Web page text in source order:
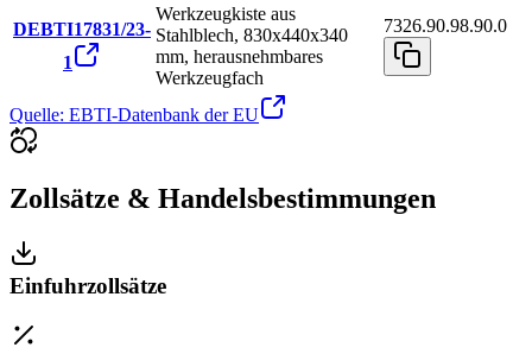
DEBTI17831/23-
1
Werkzeugkiste aus
Stahlblech, 830x440x340
mm, herausnehmbares
Werkzeugfach
7326.90.98.90.0
Quelle: EBTI-Datenbank der EU
Zollsätze & Handelsbestimmungen
Einfuhrzollsätze